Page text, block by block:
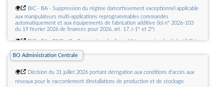
🌍
BIC - BA - Suppression du régime damortissement exceptionnel applicable
aux manipulateurs multi-applications reprogrammables commandés
automatiquement et aux équipements de fabrication additive (loi n° 2026-103
du 19 février 2026 de finances pour 2026, art. 17, I-1° et 2°)
🌍
BIC - BA - BNC - IS - Prorogation du dispositif temporaire de déductibilité
de lamortissement constaté au titre des fonds commerciaux (loi n° 2026-103 du
19 février 2026 de finances pour 2026, art. 13)
🌍
IS - IF - Franchise des impôts commerciaux - Mise à jour du montant de la
franchise
BO Administration Centrale
🌍
Décision du 31 juillet 2026 portant dérogation aux conditions d'accès aux
réseaux pour le raccordement dinstallations de production et de stockage